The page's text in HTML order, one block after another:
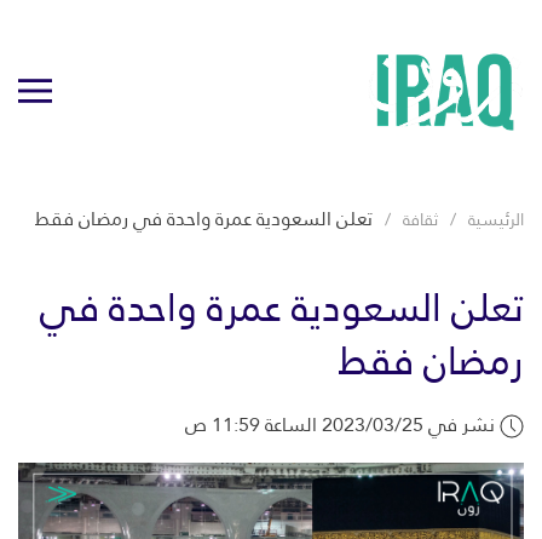
الرئيسية ثقافة تعلن السعودية عمرة واحدة في رمضان فقط
تعلن السعودية عمرة واحدة في
رمضان فقط
نشر في 2023/03/25 الساعة 11:59 ص